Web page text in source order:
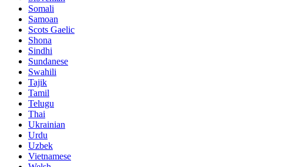
Somali
Samoan
Scots Gaelic
Shona
Sindhi
Sundanese
Swahili
Tajik
Tamil
Telugu
Thai
Ukrainian
Urdu
Uzbek
Vietnamese